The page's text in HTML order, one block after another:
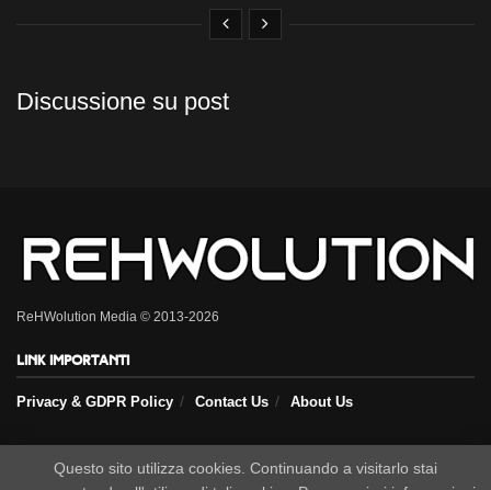
Discussione su post
ReHWolution Media © 2013-2026
Link importanti
Privacy & GDPR Policy Contact Us About Us
Seguici sui nostri social
Questo sito utilizza cookies. Continuando a visitarlo stai